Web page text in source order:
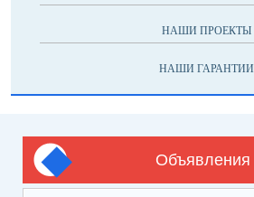
НАШИ ПРОЕКТЫ
НАШИ ГАРАНТИИ
Объявления